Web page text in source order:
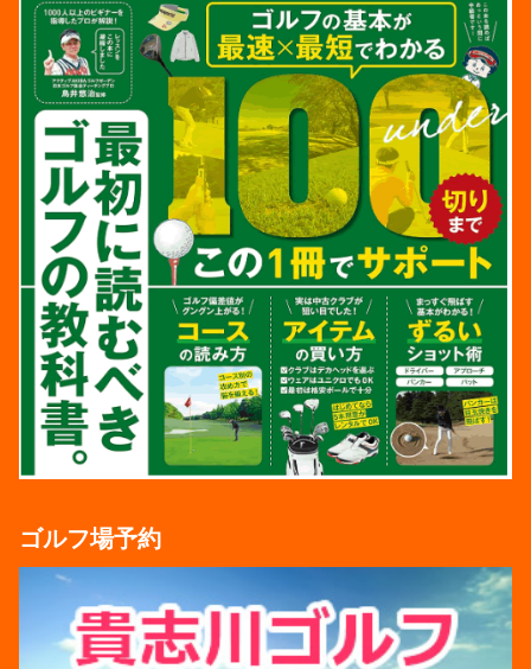
ゴルフ場予約